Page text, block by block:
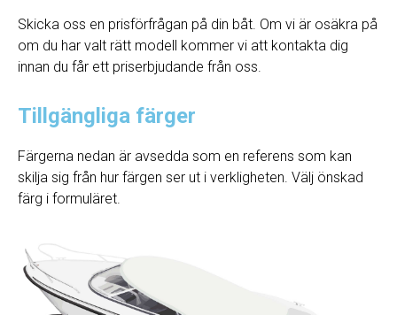
Skicka oss en prisförfrågan på din båt. Om vi ​​är osäkra på
om du har valt rätt modell kommer vi att kontakta dig
innan du får ett priserbjudande från oss.
Tillgängliga färger
Färgerna nedan är avsedda som en referens som kan
skilja sig från hur färgen ser ut i verkligheten. Välj önskad
färg i formuläret.